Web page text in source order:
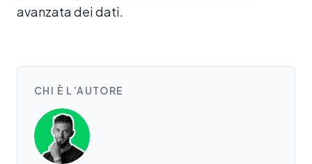
avanzata dei dati.
CHI È L’AUTORE